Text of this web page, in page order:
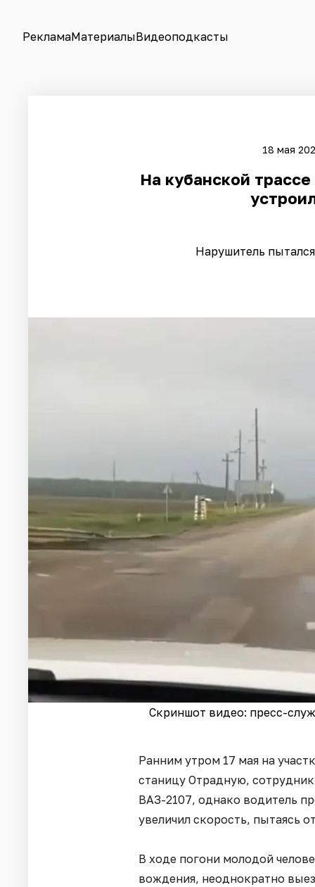
РекламаМатериалыВидеоподкасты
18 мая
На кубанской
Нарушитель
Скриншот видео: пресс-
Ранним утром 17 мая на
станицу Отрадную,
ВАЗ-2107, однако водитель
увеличил скорость, пытаясь
В ходе погони молодой
вождения, неоднократно